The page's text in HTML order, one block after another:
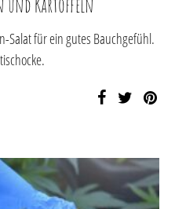
Salat für ein gutes Bauchgefühl.